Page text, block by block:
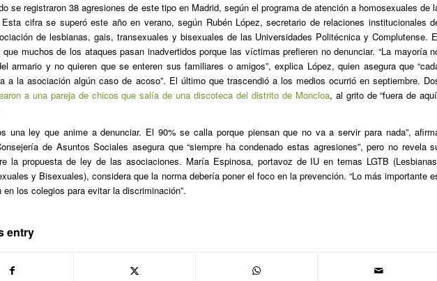
se registraron 38 agresiones de este tipo en Madrid, según el programa de atención a homosexuales de
Esta cifra se superó este año en verano, según Rubén López, secretario de relaciones institucionales
de lesbianas, gais, transexuales y bisexuales de las Universidades Politécnica y Complutense.
que muchos de los ataques pasan inadvertidos porque las víctimas prefieren no denunciar. “La mayoría
armario y no quieren que se enteren sus familiares o amigos”, explica López, quien asegura que
a la asociación algún caso de acoso”. El último que trascendió a los medios ocurrió en septiembre.
a una pareja de chicos que salía de una discoteca del distrito de Moncloa, al grito de “fuera de
una ley que anime a denunciar. El 90% se calla porque piensan que no va a servir para nada”,
de Asuntos Sociales asegura que “siempre ha condenado estas agresiones”, pero no revela
la propuesta de ley de las asociaciones. María Espinosa, portavoz de IU en temas LGTB
y Bisexuales), considera que la norma debería poner el foco en la prevención. “Lo más importante
en los colegios para evitar la discriminación”.
entry